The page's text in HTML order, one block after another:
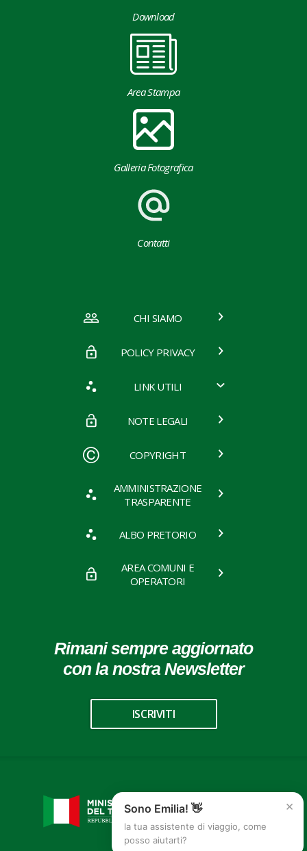
Download
Area Stampa
Galleria Fotografica
Contatti
CHI SIAMO
POLICY PRIVACY
LINK UTILI
NOTE LEGALI
COPYRIGHT
AMMINISTRAZIONE
TRASPARENTE
ALBO PRETORIO
AREA COMUNI E
OPERATORI
Rimani sempre aggiornato
con la nostra Newsletter
ISCRIVITI
×
Sono Emilia! 👋
la tua assistente di viaggio, come
posso aiutarti?